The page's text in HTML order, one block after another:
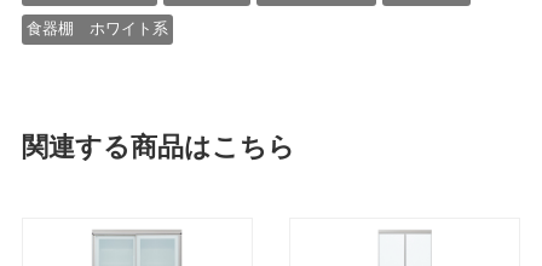
食器棚 ホワイト系
関連する商品はこちら